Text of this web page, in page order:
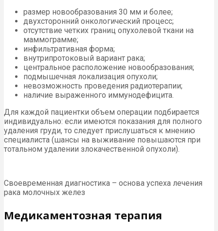
размер новообразования 30 мм и более;
двухсторонний онкологический процесс;
отсутствие четких границ опухолевой ткани на
маммограмме;
инфильтративная форма;
внутрипротоковый вариант рака;
центральное расположение новообразования;
подмышечная локализация опухоли;
невозможность проведения радиотерапии;
наличие выраженного иммунодефицита.
Для каждой пациентки объем операции подбирается
индивидуально: если имеются показания для полного
удаления груди, то следует прислушаться к мнению
специалиста (шансы на выживание повышаются при
тотальном удалении злокачественной опухоли).
Своевременная диагностика – основа успеха лечения
рака молочных желез
Медикаментозная терапия